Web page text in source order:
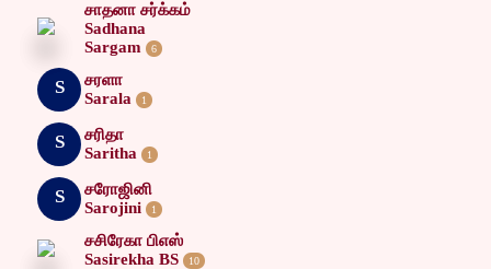
சாதனா சர்க்கம்
Sadhana
Sargam
6
S
சரளா
Sarala
1
S
சரிதா
Saritha
1
S
சரோஜினி
Sarojini
1
சசிரேகா பிஎஸ்
Sasirekha BS
10